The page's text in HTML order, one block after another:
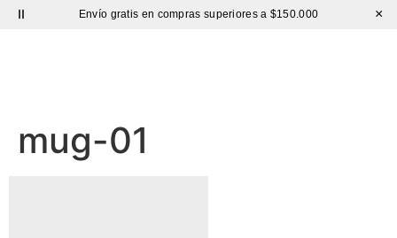
Envío gratis en compras superiores a $150.000 ×
mug-01